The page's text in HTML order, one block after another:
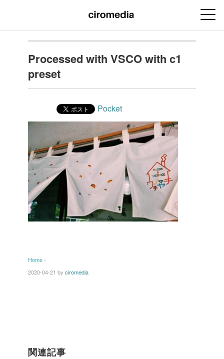
Processed with VSCO with c1
preset
Pocket
Home ›
2020-04-21 by ciromedia
関連記事